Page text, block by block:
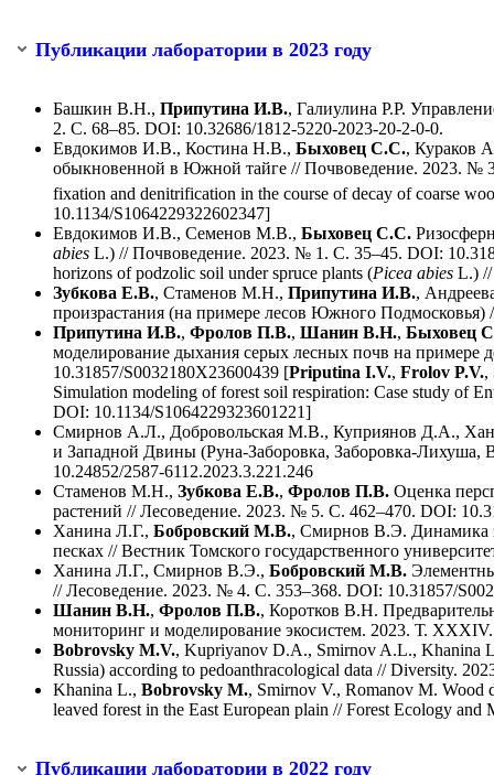
Публикации лаборатории в 2023 году
Башкин В.Н., Припутина И.В., Галиулина Р.Р.
2. С. 68–85. DOI: 10.32686/1812-5220-2023-20-2-0-0.
Евдокимов И.В., Костина Н.В., Быховец С.С., Кураков
обыкновенной в Южной тайге // Почвоведение. 2023. №
fixation and denitrification in the course of decay of coarse
10.1134/S1064229322602347]
Евдокимов И.В., Семенов М.В., Быховец С.С.
abies L.) // Почвоведение. 2023. № 1. С. 35–45. DOI:
horizons of podzolic soil under spruce plants (Picea abies L.) //
Зубкова Е.В., Стаменов М.Н., Припутина И.В.,
произрастания (на примере лесов Южного
Припутина И.В., Фролов П.В., Шанин В.Н., Быховец
моделирование дыхания серых лесных почв на
10.31857/S0032180X23600439 [Priputina I.V., Frolov P.V.,
Simulation modeling of forest soil respiration: Case study of
DOI: 10.1134/S1064229323601221]
Смирнов А.Л., Добровольская М.В., Куприянов Д.А.,
и Западной Двины (Руна-Заборовка, Заборовка-Лихуша,
10.24852/2587-6112.2023.3.221.246
Стаменов М.Н., Зубкова Е.В., Фролов П.В. Оценка
растений // Лесоведение. 2023. № 5. С. 462–470. DOI:
Ханина Л.Г., Бобровский М.В., Смирнов В.Э. Динамика
песках // Вестник Томского государственного
Ханина Л.Г., Смирнов В.Э., Бобровский М.В.
// Лесоведение. 2023. № 4. С. 353–368. DOI: 10.31857/
Шанин В.Н., Фролов П.В., Коротков В.Н.
мониторинг и моделирование экосистем. 2023. Т.
Bobrovsky M.V., Kupriyanov D.A., Smirnov A.L., Khanina
Russia) according to pedoanthracological data // Diversity.
Khanina L., Bobrovsky M., Smirnov V., Romanov M. Wood
leaved forest in the East European plain // Forest Ecology
Публикации лаборатории в 2022 году